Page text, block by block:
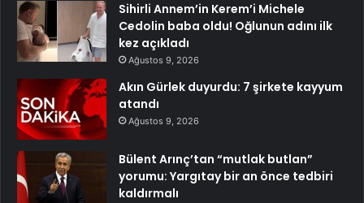
Sihirli Annem’in Kerem’i Michele
Cedolin baba oldu! Oğlunun adını ilk
kez açıkladı
Ağustos 9, 2026
Akın Gürlek duyurdu: 7 şirkete kayyum
atandı
Ağustos 9, 2026
Bülent Arınç’tan “mutlak butlan”
yorumu: Yargıtay bir an önce tedbiri
kaldırmalı